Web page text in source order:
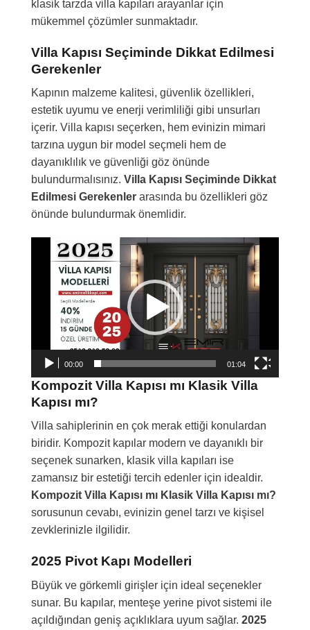
klasik tarzda villa kapıları arayanlar için
mükemmel çözümler sunmaktadır.
Villa Kapısı Seçiminde Dikkat Edilmesi
Gerekenler
Kapının malzeme kalitesi, güvenlik özellikleri,
estetik uyumu ve enerji verimliliği gibi unsurları
içerir. Villa kapısı seçerken, hem evinizin mimari
tarzına uygun bir model seçmeli hem de
dayanıklılık ve güvenliği göz önünde
bulundurmalısınız. Villa Kapısı Seçiminde Dikkat
Edilmesi Gerekenler arasında bu özellikleri göz
önünde bulundurmak önemlidir.
Video
oynatıcı
00:00 01:04
Kompozit Villa Kapısı mı Klasik Villa
Kapısı mı?
Villa sahiplerinin en çok merak ettiği konulardan
biridir. Kompozit kapılar modern ve dayanıklı bir
seçenek sunarken, klasik villa kapıları ise
zamansız bir estetiği tercih edenler için idealdir.
Kompozit Villa Kapısı mı Klasik Villa Kapısı mı?
sorusunun cevabı, evinizin genel tarzı ve kişisel
zevklerinizle ilgilidir.
2025 Pivot Kapı Modelleri
Büyük ve görkemli girişler için ideal seçenekler
sunar. Bu kapılar, menteşe yerine pivot sistemi ile
açıldığından geniş açıklıklara uyum sağlar. 2025